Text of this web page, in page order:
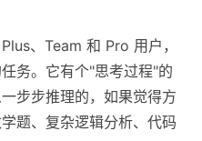
、Team 和 Pro 用户，
务。它有个"思考过程"的
步步推理的，如果觉得方
题、复杂逻辑分析、代码